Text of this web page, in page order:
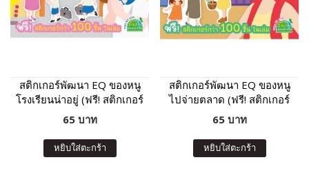
สติกเกอร์พัฒนา EQ ของหนู
โรงเรียนน่าอยู่ (ฟรี! สติกเกอร์
กว่า 100 ชิ้น ในเล่ม)
65 บาท
หยิบใส่ตะกร้า
สติกเกอร์พัฒนา EQ ของหนู
ไปจ่ายตลาด (ฟรี! สติกเกอร์
กว่า 100 ชิ้น ในเล่ม)
65 บาท
หยิบใส่ตะกร้า